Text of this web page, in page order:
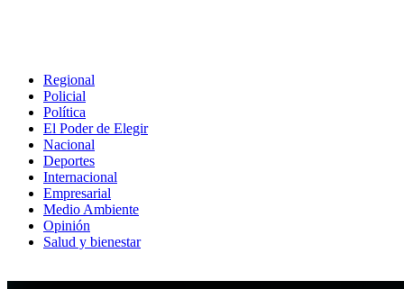
Regional
Policial
Política
El Poder de Elegir
Nacional
Deportes
Internacional
Empresarial
Medio Ambiente
Opinión
Salud y bienestar